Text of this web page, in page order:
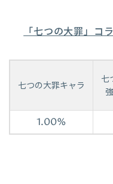
「七つの大罪」コ
七つの大罪キャラ
七
1.00%